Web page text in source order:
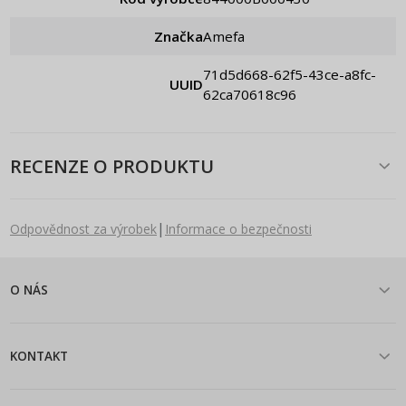
Značka Amefa
UUID
71d5d668-62f5-43ce-a8fc-
62ca70618c96
RECENZE O PRODUKTU
Odpovědnost za výrobek| Informace o bezpečnosti
O NÁS
KONTAKT